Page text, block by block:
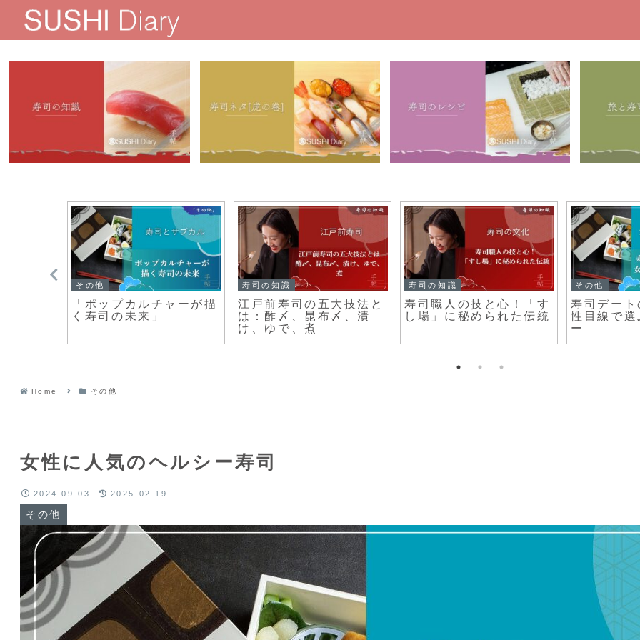
その他
アレルギーに対応！グル
テンフリー寿司の選び方
その他
寿司のシャリ作り：酢飯
の秘訣
旅と寿司
【名古屋の寿司】地元民
に愛されるおすすめ寿司
寿司のレシピ
寿司と創
リアン寿
ピ
Home その他
女性に人気のヘルシー寿司
その他
2024.09.03 2025.02.19